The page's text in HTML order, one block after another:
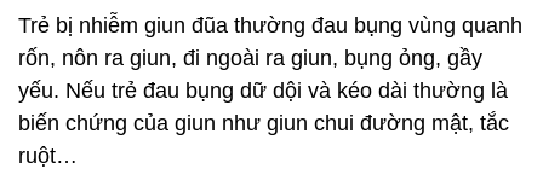
Trẻ bị nhiễm giun đũa thường đau bụng vùng quanh
rốn, nôn ra giun, đi ngoài ra giun, bụng ỏng, gầy
yếu. Nếu trẻ đau bụng dữ dội và kéo dài thường là
biến chứng của giun như giun chui đường mật, tắc
ruột…